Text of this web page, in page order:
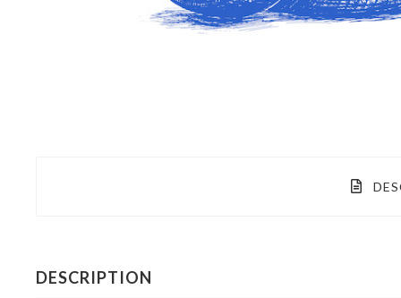
DESCRIPTION